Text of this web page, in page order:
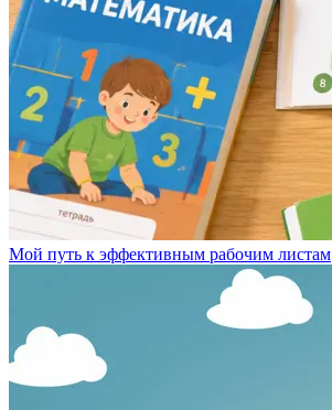
Мой путь к эффективным рабочим листам